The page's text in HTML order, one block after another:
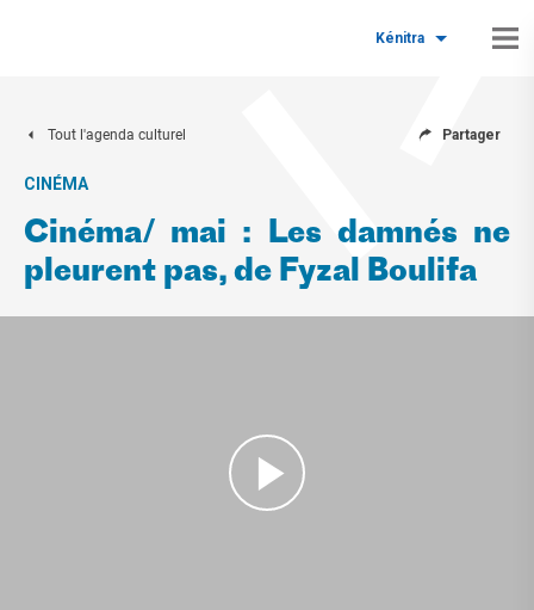
Kénitra
Tout l'agenda culturel Partager
CINÉMA
Cinéma/ mai : Les damnés ne
pleurent pas, de Fyzal Boulifa